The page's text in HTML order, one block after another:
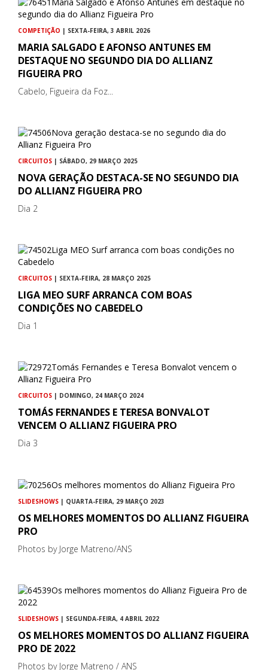
COMPETIÇÃO | SEXTA-FEIRA, 3 ABRIL 2026
MARIA SALGADO E AFONSO ANTUNES EM
DESTAQUE NO SEGUNDO DIA DO ALLIANZ
FIGUEIRA PRO
Cabelo, Figueira da Foz...
CIRCUITOS | SÁBADO, 29 MARÇO 2025
NOVA GERAÇÃO DESTACA-SE NO SEGUNDO DIA
DO ALLIANZ FIGUEIRA PRO
Dia 2
CIRCUITOS | SEXTA-FEIRA, 28 MARÇO 2025
LIGA MEO SURF ARRANCA COM BOAS
CONDIÇÕES NO CABEDELO
Dia 1
CIRCUITOS | DOMINGO, 24 MARÇO 2024
TOMÁS FERNANDES E TERESA BONVALOT
VENCEM O ALLIANZ FIGUEIRA PRO
Dia 3
SLIDESHOWS | QUARTA-FEIRA, 29 MARÇO 2023
OS MELHORES MOMENTOS DO ALLIANZ FIGUEIRA
PRO
Photos by Jorge Matreno/ANS
SLIDESHOWS | SEGUNDA-FEIRA, 4 ABRIL 2022
OS MELHORES MOMENTOS DO ALLIANZ FIGUEIRA
PRO DE 2022
Photos by Jorge Matreno / ANS